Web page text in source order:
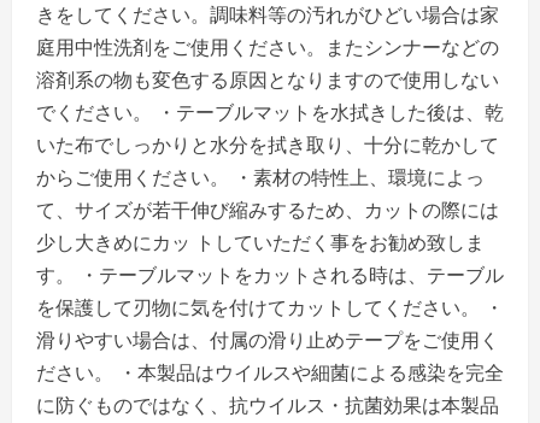
きをしてください。調味料等の汚れがひどい場合は家
庭用中性洗剤をご使用ください。またシンナーなどの
溶剤系の物も変色する原因となりますので使用しない
でください。 ・テーブルマットを水拭きした後は、乾
いた布でしっかりと水分を拭き取り、十分に乾かして
からご使用ください。 ・素材の特性上、環境によっ
て、サイズが若干伸び縮みするため、カットの際には
少し大きめにカッ トしていただく事をお勧め致しま
す。 ・テーブルマットをカットされる時は、テーブル
を保護して刃物に気を付けてカットしてください。 ・
滑りやすい場合は、付属の滑り止めテープをご使用く
ださい。 ・本製品はウイルスや細菌による感染を完全
に防ぐものではなく、抗ウイルス・抗菌効果は本製品